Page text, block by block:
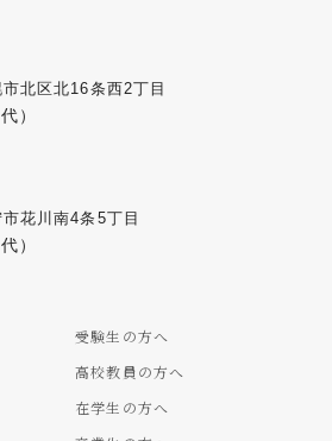
北区北16条西2丁目
代）
花川南4条5丁目
代）
受験生の方へ
高校教員の方へ
在学生の方へ